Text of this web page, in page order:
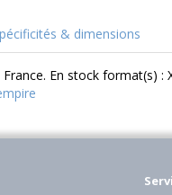
& dimensions
En stock format(s) :